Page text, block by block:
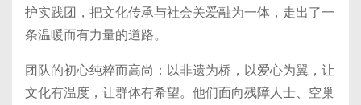
护实践团，把文化传承与社会关爱融为一体，走出了一
条温暖而有力量的道路。
团队的初心纯粹而高尚：以非遗为桥，以爱心为翼，让
文化有温度，让群体有希望。他们面向残障人士、空巢